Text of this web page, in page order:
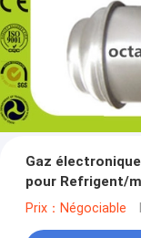
Gaz
pour Refrigent/
Prix：Négociable